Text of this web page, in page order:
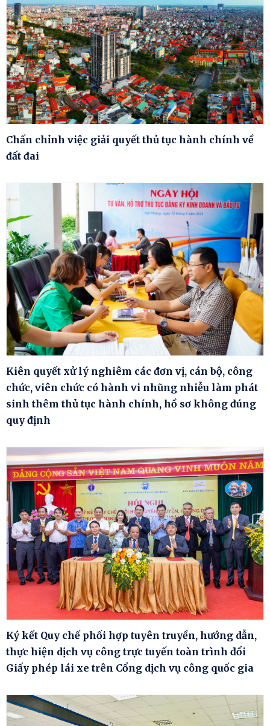
Chấn chỉnh việc giải quyết thủ tục hành chính về
đất đai
Kiên quyết xử lý nghiêm các đơn vị, cán bộ, công
chức, viên chức có hành vi nhũng nhiễu làm phát
sinh thêm thủ tục hành chính, hồ sơ không đúng
quy định
Ký kết Quy chế phối hợp tuyên truyền, hướng dẫn,
thực hiện dịch vụ công trực tuyến toàn trình đổi
Giấy phép lái xe trên Cổng dịch vụ công quốc gia